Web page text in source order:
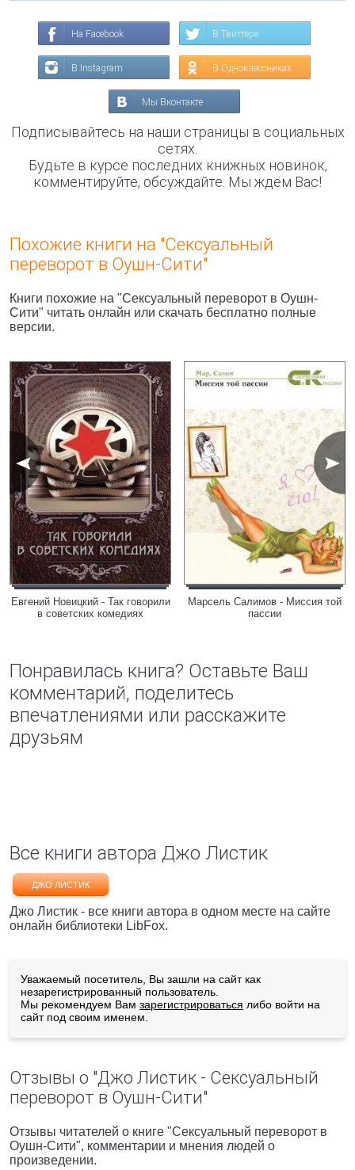
На Facebook В Твиттере
В Instagram В Одноклассниках
Мы Вконтакте
Подписывайтесь на наши страницы в социальных
сетях.
Будьте в курсе последних книжных новинок,
комментируйте, обсуждайте. Мы ждём Вас!
Похожие книги на "Сексуальный
переворот в Оушн-Сити"
Книги похожие на "Сексуальный переворот в Оушн-
Сити" читать онлайн или скачать бесплатно полные
версии.
Евгений Новицкий - Так говорили
в советских комедиях
Марсель Салимов - Миссия той
пассии
Понравилась книга? Оставьте Ваш
комментарий, поделитесь
впечатлениями или расскажите
друзьям
Все книги автора Джо Листик
ДЖО ЛИСТИК
Джо Листик - все книги автора в одном месте на сайте
онлайн библиотеки LibFox.
Уважаемый посетитель, Вы зашли на сайт как
незарегистрированный пользователь.
Мы рекомендуем Вам зарегистрироваться либо войти на
сайт под своим именем.
Отзывы о "Джо Листик - Сексуальный
переворот в Оушн-Сити"
Отзывы читателей о книге "Сексуальный переворот в
Оушн-Сити", комментарии и мнения людей о
произведении.